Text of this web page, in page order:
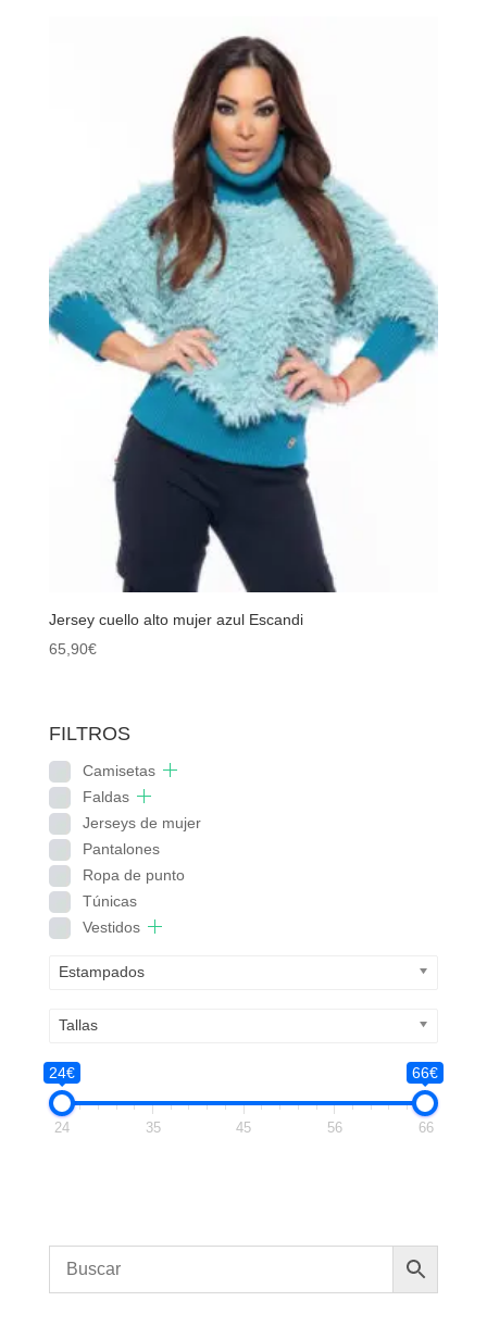
Jersey cuello alto mujer azul Escandi
65,90€
FILTROS
Camisetas
Faldas
Jerseys de mujer
Pantalones
Ropa de punto
Túnicas
Vestidos
Estampados
Tallas
24€ 66€
24 35 45 56 66